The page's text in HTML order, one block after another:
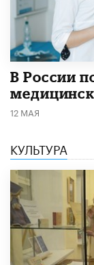
В России
12 МАЯ
КУЛЬТУРА